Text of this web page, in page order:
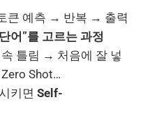
큰 예측 → 반복 → 출력
어”를 고르는 과정
틀림 → 처음에 잘 넣
Shot…
키면 Self-